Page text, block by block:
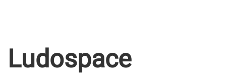
Ludospace